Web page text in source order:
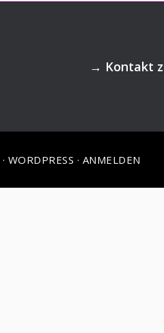
→ Kontakt
· WORDPRESS · ANMELDEN